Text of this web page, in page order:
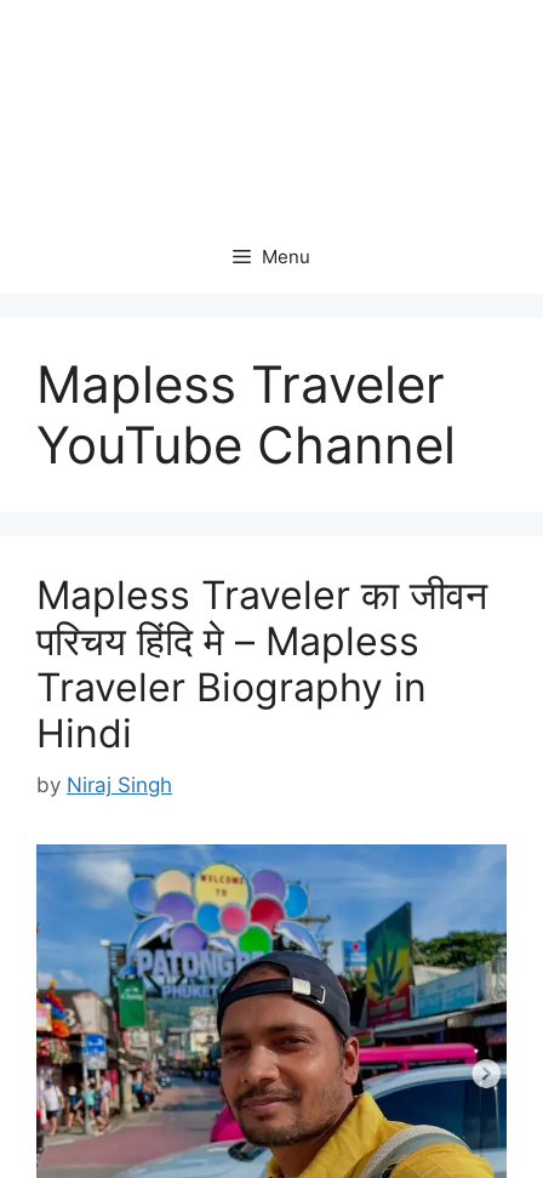
Menu
Mapless Traveler
YouTube Channel
Mapless Traveler का जीवन
परिचय हिंदि मे – Mapless
Traveler Biography in
Hindi
by Niraj Singh